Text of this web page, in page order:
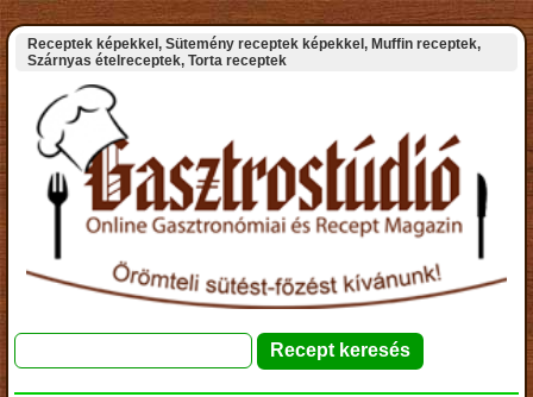
Receptek képekkel, Sütemény receptek képekkel, Muffin receptek,
Szárnyas ételreceptek, Torta receptek